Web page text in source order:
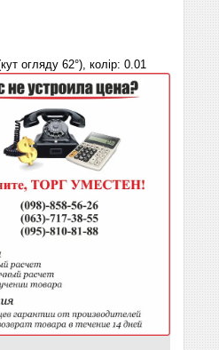
огляду 62°), колір: 0.01